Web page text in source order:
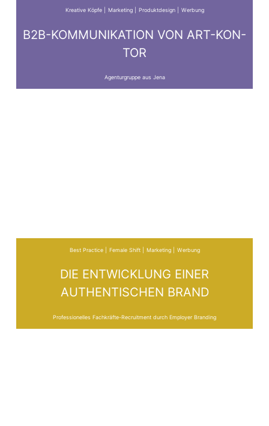
Kreative Köpfe Marketing Produktdesign Werbung
B2B-KOMMUNIKATION VON ART-KON-
TOR
Agenturgruppe aus Jena
Best Practice Female Shift Marketing Werbung
DIE ENTWICKLUNG EINER
AUTHENTISCHEN BRAND
Professionelles Fachkräfte-Recruitment durch Employer Branding